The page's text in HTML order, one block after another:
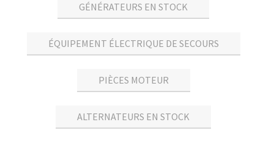
GÉNÉRATEURS EN STOCK
ÉQUIPEMENT ÉLECTRIQUE DE SECOURS
PIÈCES MOTEUR
ALTERNATEURS EN STOCK